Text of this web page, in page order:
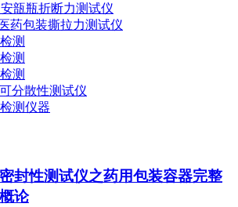
瓿瓶折断力测试仪
药包装撕拉力测试仪
测
测
测
分散性测试仪
测仪器
封性测试仪之药用包装容器完整
论